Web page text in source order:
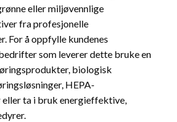
eller miljøvennlige
fra profesjonelle
For å oppfylle kundenes
som leverer dette bruke en
biologisk
HEPA-
ta i bruk energieffektive,